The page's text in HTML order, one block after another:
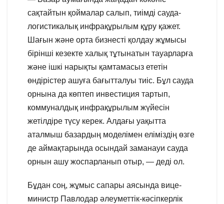
сақтайтын қоймалар салып, тиімді сауда-
логистикалық инфрақұрылым құру қажет.
Шағын және орта бизнесті қолдау жұмысы
бірінші кезекте халық тұтынатын тауарларға
және ішкі нарықты қамтамасыз ететін
өндірістер ашуға бағытталуы тиіс. Бұл сауда
орнына да көптеп инвестиция тартып,
коммуналдық инфрақұрылым жүйесін
жетілдіре түсу керек. Алдағы уақытта
аталмыш базардың моделімен еліміздің өзге
де аймақтарында осындай заманауи сауда
орнын ашу жоспарланып отыр, — деді ол.
Бұдан соң, жұмыс сапары аясында вице-
министр Павлодар әлеуметтік-кәсіпкерлік